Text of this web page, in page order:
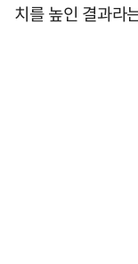
치를 높인 결과라